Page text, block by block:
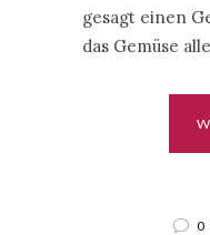
gesagt einen
das Gemüse
0